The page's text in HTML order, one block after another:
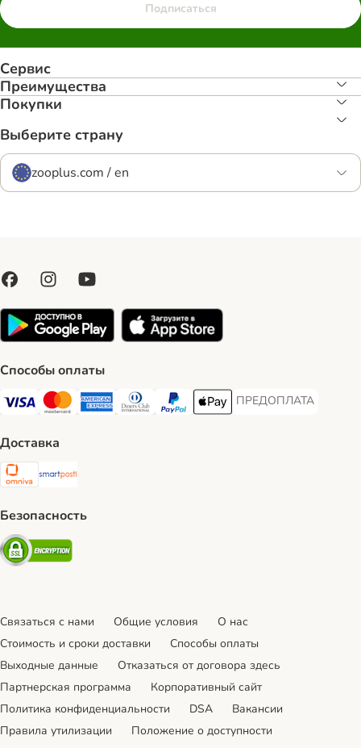
Подписаться
Сервис
Преимуществa
Покупки
Выберите страну
zooplus.com / en
Способы оплаты
Visa Payment Method
Mastercard Payment Method
American Express Payment Method
Diners Club Payment Method
PayPal Payment Method
Apple Pay Payment Method
ПРЕДОПЛАТА
ПРЕДОПЛАТА
Доставка
Omniva Shipping Method
SmartPosti Shipping Method
Безопасность
Security
Связаться с нами Общие условия
О нас
Стоимость и сроки доставки
Cпособы оплаты
Выходные данные
Отказаться от договора здесь
Партнерская программа
Корпоративный сайт
Политика конфиденциальности
DSA
Вакансии
Правила утилизации
Положение о доступности